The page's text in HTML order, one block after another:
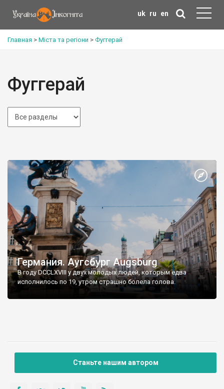
uk ru en
Главная > Міста та регіони > Фуггерай
Фуггерай
Германия. Аугсбург Augsburg
В году DCCLXVIII у двух молодых людей, которым едва
исполнилось по 19, утром страшно болела голова.
Станьте нашим автором